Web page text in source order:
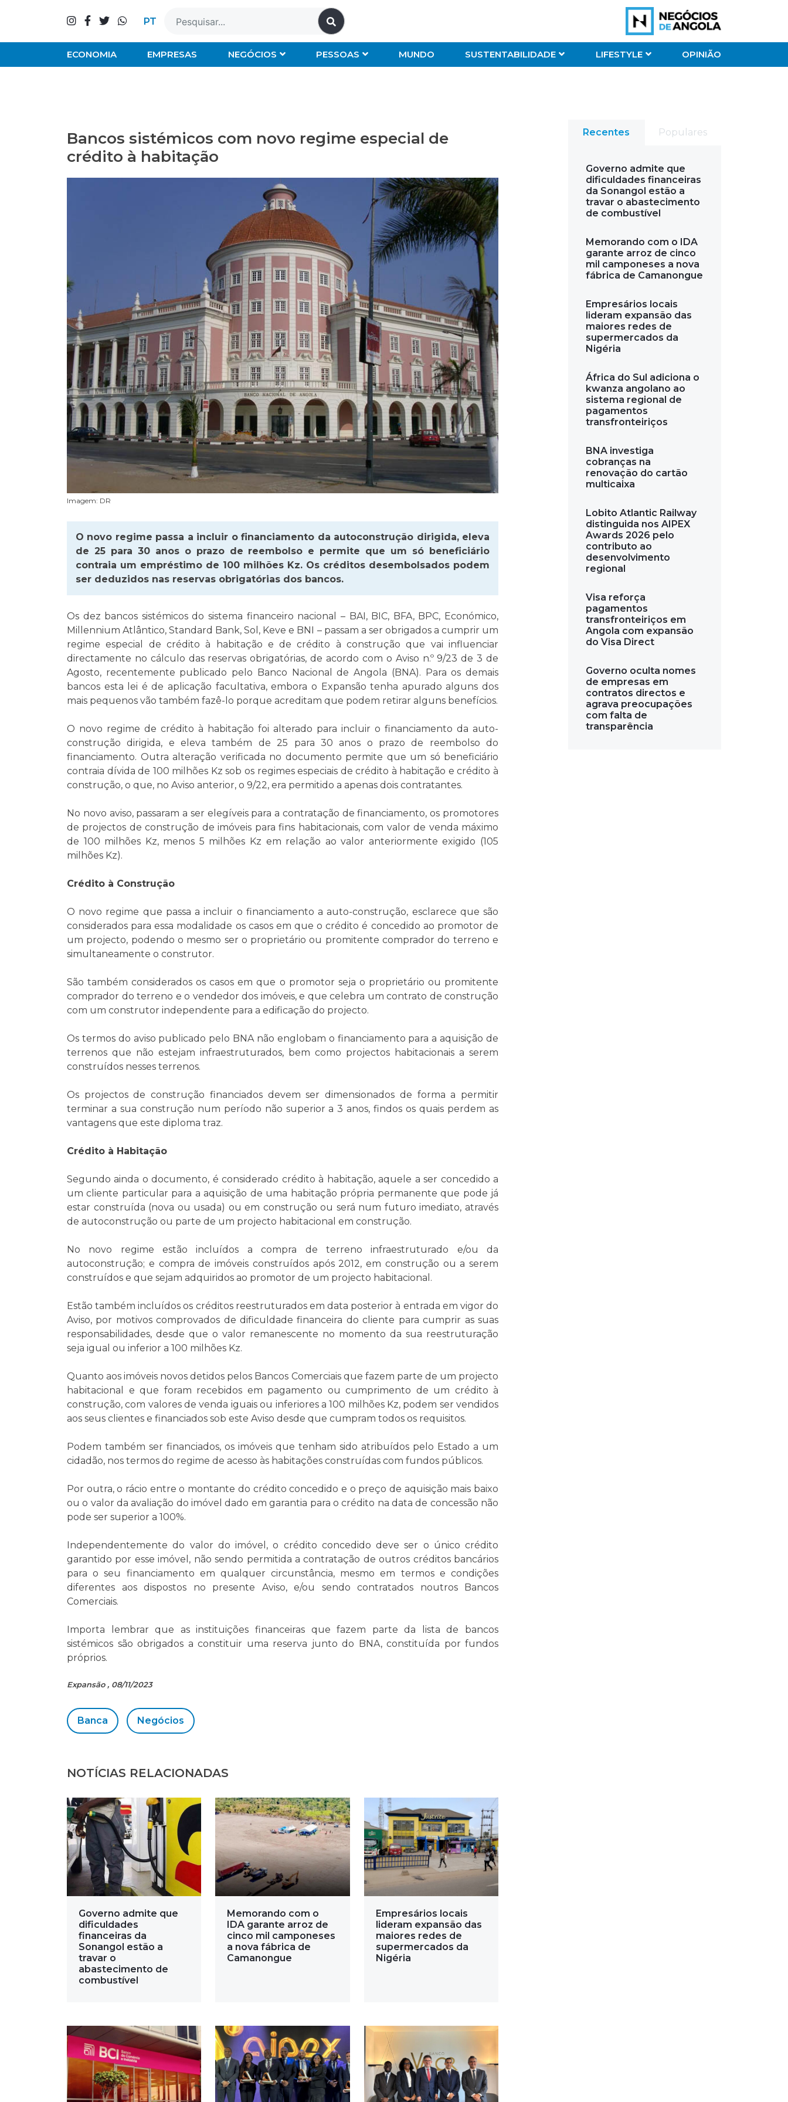
PT
ECONOMIA EMPRESAS NEGÓCIOS PESSOAS MUNDO SUSTENTABILIDADE LIFESTYLE OPINIÃO
Bancos sistémicos com novo regime especial de
crédito à habitação
Imagem: DR
O novo regime passa a incluir o financiamento da autoconstrução dirigida, eleva
de 25 para 30 anos o prazo de reembolso e permite que um só beneficiário
contraia um empréstimo de 100 milhões Kz. Os créditos desembolsados podem
ser deduzidos nas reservas obrigatórias dos bancos.
Os dez bancos sistémicos do sistema financeiro nacional – BAI, BIC, BFA, BPC, Económico,
Millennium Atlântico, Standard Bank, Sol, Keve e BNI – passam a ser obrigados a cumprir um
regime especial de crédito à habitação e de crédito à construção que vai influenciar
directamente no cálculo das reservas obrigatórias, de acordo com o Aviso n.º 9/23 de 3 de
Agosto, recentemente publicado pelo Banco Nacional de Angola (BNA). Para os demais
bancos esta lei é de aplicação facultativa, embora o Expansão tenha apurado alguns dos
mais pequenos vão também fazê-lo porque acreditam que podem retirar alguns benefícios.
O novo regime de crédito à habitação foi alterado para incluir o financiamento da auto-
construção dirigida, e eleva também de 25 para 30 anos o prazo de reembolso do
financiamento. Outra alteração verificada no documento permite que um só beneficiário
contraia dívida de 100 milhões Kz sob os regimes especiais de crédito à habitação e crédito à
construção, o que, no Aviso anterior, o 9/22, era permitido a apenas dois contratantes.
No novo aviso, passaram a ser elegíveis para a contratação de financiamento, os promotores
de projectos de construção de imóveis para fins habitacionais, com valor de venda máximo
de 100 milhões Kz, menos 5 milhões Kz em relação ao valor anteriormente exigido (105
milhões Kz).
Crédito à Construção
O novo regime que passa a incluir o financiamento a auto-construção, esclarece que são
considerados para essa modalidade os casos em que o crédito é concedido ao promotor de
um projecto, podendo o mesmo ser o proprietário ou promitente comprador do terreno e
simultaneamente o construtor.
São também considerados os casos em que o promotor seja o proprietário ou promitente
comprador do terreno e o vendedor dos imóveis, e que celebra um contrato de construção
com um construtor independente para a edificação do projecto.
Os termos do aviso publicado pelo BNA não englobam o financiamento para a aquisição de
terrenos que não estejam infraestruturados, bem como projectos habitacionais a serem
construídos nesses terrenos.
Os projectos de construção financiados devem ser dimensionados de forma a permitir
terminar a sua construção num período não superior a 3 anos, findos os quais perdem as
vantagens que este diploma traz.
Crédito à Habitação
Segundo ainda o documento, é considerado crédito à habitação, aquele a ser concedido a
um cliente particular para a aquisição de uma habitação própria permanente que pode já
estar construída (nova ou usada) ou em construção ou será num futuro imediato, através
de autoconstrução ou parte de um projecto habitacional em construção.
No novo regime estão incluídos a compra de terreno infraestruturado e/ou da
autoconstrução; e compra de imóveis construídos após 2012, em construção ou a serem
construídos e que sejam adquiridos ao promotor de um projecto habitacional.
Estão também incluídos os créditos reestruturados em data posterior à entrada em vigor do
Aviso, por motivos comprovados de dificuldade financeira do cliente para cumprir as suas
responsabilidades, desde que o valor remanescente no momento da sua reestruturação
seja igual ou inferior a 100 milhões Kz.
Quanto aos imóveis novos detidos pelos Bancos Comerciais que fazem parte de um projecto
habitacional e que foram recebidos em pagamento ou cumprimento de um crédito à
construção, com valores de venda iguais ou inferiores a 100 milhões Kz, podem ser vendidos
aos seus clientes e financiados sob este Aviso desde que cumpram todos os requisitos.
Podem também ser financiados, os imóveis que tenham sido atribuídos pelo Estado a um
cidadão, nos termos do regime de acesso às habitações construídas com fundos públicos.
Por outra, o rácio entre o montante do crédito concedido e o preço de aquisição mais baixo
ou o valor da avaliação do imóvel dado em garantia para o crédito na data de concessão não
pode ser superior a 100%.
Independentemente do valor do imóvel, o crédito concedido deve ser o único crédito
garantido por esse imóvel, não sendo permitida a contratação de outros créditos bancários
para o seu financiamento em qualquer circunstância, mesmo em termos e condições
diferentes aos dispostos no presente Aviso, e/ou sendo contratados noutros Bancos
Comerciais.
Importa lembrar que as instituições financeiras que fazem parte da lista de bancos
sistémicos são obrigados a constituir uma reserva junto do BNA, constituída por fundos
próprios.
Expansão , 08/11/2023
Banca Negócios
NOTÍCIAS RELACIONADAS
Governo admite que
dificuldades
financeiras da
Sonangol estão a
travar o
abastecimento de
combustível
Memorando com o
IDA garante arroz de
cinco mil camponeses
a nova fábrica de
Camanongue
Empresários locais
lideram expansão das
maiores redes de
supermercados da
Nigéria
Recentes Populares
Governo admite que
dificuldades financeiras
da Sonangol estão a
travar o abastecimento
de combustível
Memorando com o IDA
garante arroz de cinco
mil camponeses a nova
fábrica de Camanongue
Empresários locais
lideram expansão das
maiores redes de
supermercados da
Nigéria
África do Sul adiciona o
kwanza angolano ao
sistema regional de
pagamentos
transfronteiriços
BNA investiga
cobranças na
renovação do cartão
multicaixa
Lobito Atlantic Railway
distinguida nos AIPEX
Awards 2026 pelo
contributo ao
desenvolvimento
regional
Visa reforça
pagamentos
transfronteiriços em
Angola com expansão
do Visa Direct
Governo oculta nomes
de empresas em
contratos directos e
agrava preocupações
com falta de
transparência